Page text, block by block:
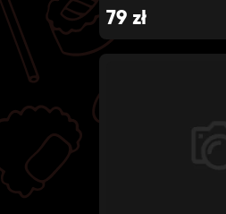
w tempurze,
pikantnym,
masago, 8x
79 zł